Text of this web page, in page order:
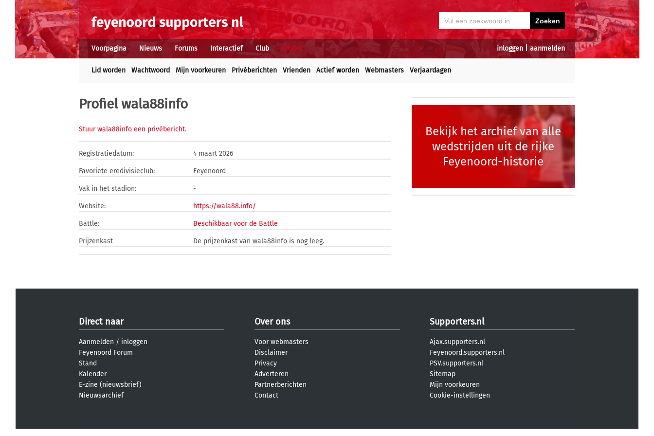
inloggen aanmelden
Voorpagina Nieuws Forums Interactief Club Profiel
Lid worden Wachtwoord Mijn voorkeuren Privéberichten Vrienden Actief worden Webmasters Verjaardagen
Profiel wala88info
Stuur wala88info een privébericht.
Registratiedatum: 4 maart 2026
Favoriete eredivisieclub: Feyenoord
Vak in het stadion: -
Website: https://wala88.info/
Battle: Beschikbaar voor de Battle
Prijzenkast De prijzenkast van wala88info is nog leeg.
Bekijk het archief van alle
wedstrijden uit de rijke
Feyenoord-historie
Direct naar
Aanmelden / inloggen
Feyenoord Forum
Stand
Kalender
E-zine (nieuwsbrief)
Nieuwsarchief
Over ons
Voor webmasters
Disclaimer
Privacy
Adverteren
Partnerberichten
Contact
Supporters.nl
Ajax.supporters.nl
Feyenoord.supporters.nl
PSV.supporters.nl
Sitemap
Mijn voorkeuren
Cookie-instellingen